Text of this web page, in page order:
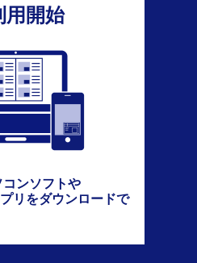
用開始
コンソフトや
リをダウンロードで